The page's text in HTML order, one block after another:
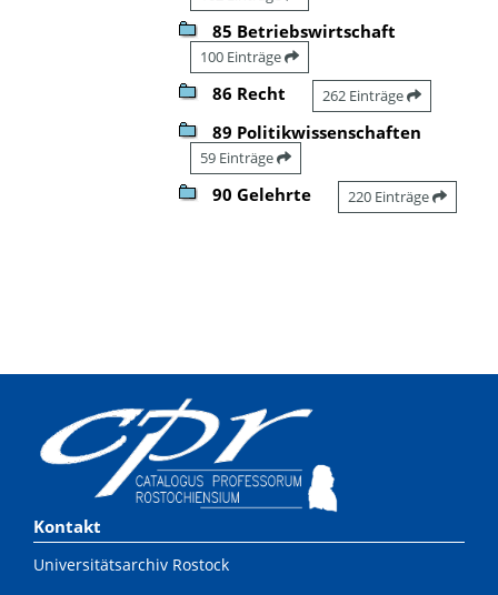
85 Betriebswirtschaft
100 Einträge
86 Recht 262 Einträge
89 Politikwissenschaften
59 Einträge
90 Gelehrte 220 Einträge
Kontakt
Universitätsarchiv Rostock